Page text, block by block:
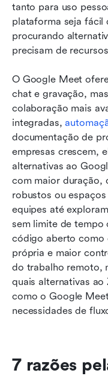
tanto para uso
plataforma seja fácil
procurando
precisam de
O Google Meet
chat e gravação,
colaboração mais
integradas,
documentação de
empresas crescem,
alternativas ao
com maior duração,
robustos ou
equipes até
sem limite de tempo
código aberto como
própria e maior
do trabalho remoto,
quais alternativas
como o Google
necessidades de
7 razões